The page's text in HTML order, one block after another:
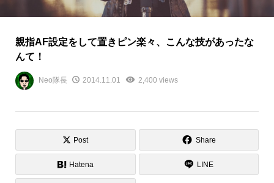
親指AF設定をして置きピン楽々、こんな技があったな
んて！
Neo隊長 2014.11.01 2,400 views
Post Share
Hatena LINE